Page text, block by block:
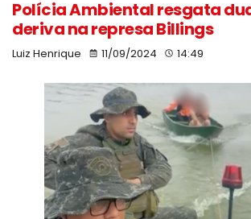
Polícia Ambiental resgata
deriva na represa Billings
Luiz Henrique 11/09/2024 14:49